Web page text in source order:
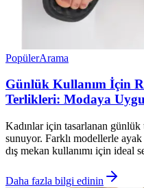
PopülerArama
Günlük Kullanım İçin
Terlikleri: Modaya
Kadınlar için tasarlanan
sunuyor. Farklı modellerle
dış mekan kullanımı için ideal
Daha fazla bilgi edinin